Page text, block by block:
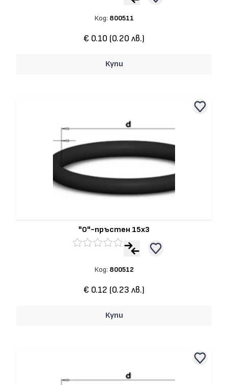
Код: 800511
€ 0.10 (0.20 лв.)
Купи
"О"-пръстен 15x3
Код: 800512
€ 0.12 (0.23 лв.)
Купи